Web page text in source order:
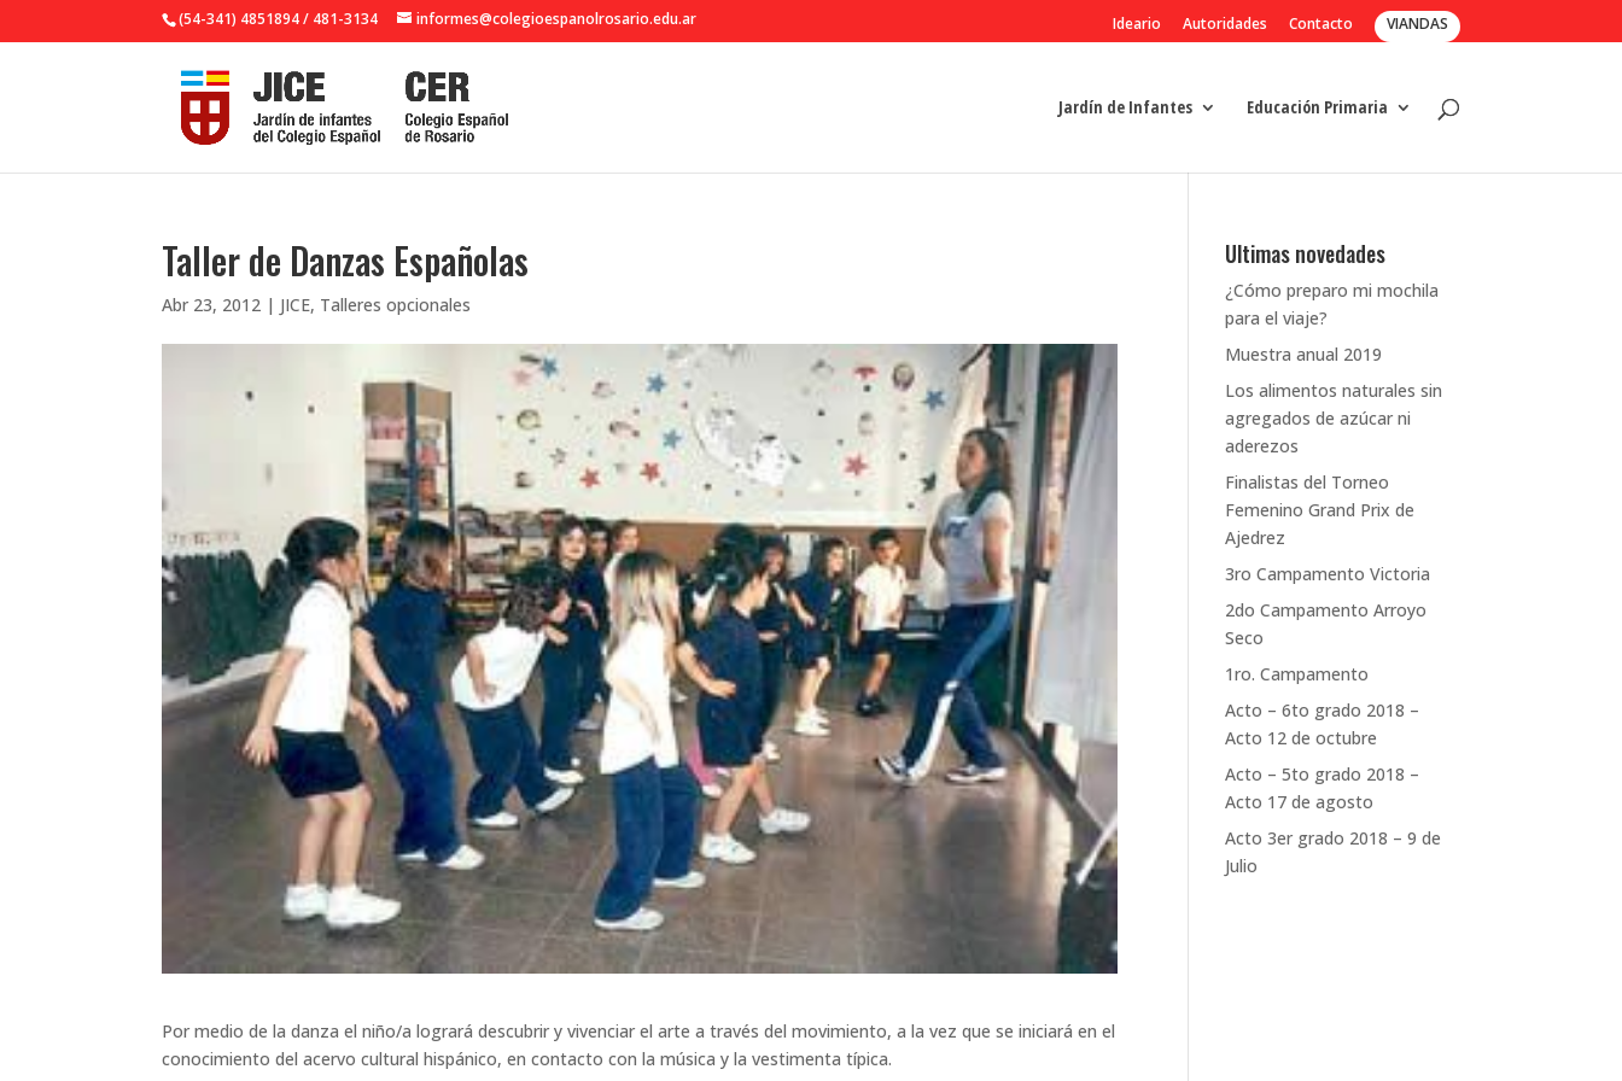
(54-341) 4851894 / 481-3134 informes@colegioespanolrosario.edu.ar Ideario Autoridades Contacto VIANDAS
Jardín de Infantes Educación Primaria
Taller de Danzas Españolas
Abr 23, 2012 | JICE, Talleres opcionales
Por medio de la danza el niño/a logrará descubrir y vivenciar el arte a través del movimiento, a la vez que se iniciará en el
conocimiento del acervo cultural hispánico, en contacto con la música y la vestimenta típica.
Ultimas novedades
¿Cómo preparo mi mochila
para el viaje?
Muestra anual 2019
Los alimentos naturales sin
agregados de azúcar ni
aderezos
Finalistas del Torneo
Femenino Grand Prix de
Ajedrez
3ro Campamento Victoria
2do Campamento Arroyo
Seco
1ro. Campamento
Acto – 6to grado 2018 –
Acto 12 de octubre
Acto – 5to grado 2018 –
Acto 17 de agosto
Acto 3er grado 2018 – 9 de
Julio